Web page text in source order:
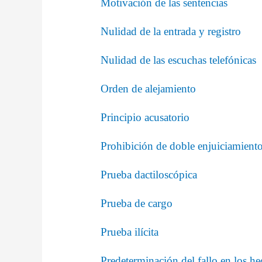
Nulidad de la entrada y registro
Nulidad de las escuchas telefónicas
Orden de alejamiento
Principio acusatorio
Prohibición de doble enjuiciamiento
Prueba dactiloscópica
Prueba de cargo
Prueba ilícita